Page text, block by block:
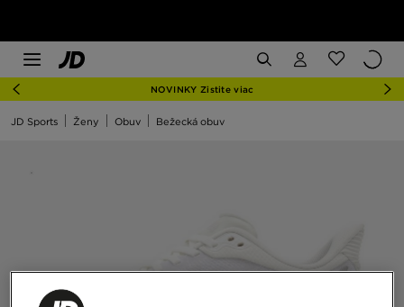
NOVINKY Zistite viac
JD Sports Ženy Obuv Bežecká obuv